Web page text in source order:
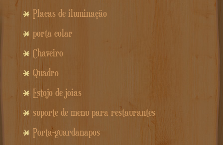
Placas de iluminação
porta colar
Chaveiro
Quadro
Estojo de joias
suporte de menu para restaurantes
Porta-guardanapos